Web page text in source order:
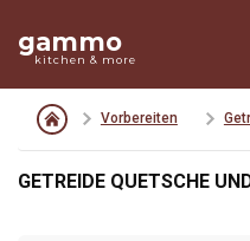
gammo
kitchen & more
Vorbereiten
GETREIDE QUETSCHE